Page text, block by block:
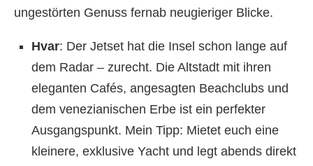
ungestörten Genuss fernab neugieriger Blicke.
Hvar: Der Jetset hat die Insel schon lange auf
dem Radar – zurecht. Die Altstadt mit ihren
eleganten Cafés, angesagten Beachclubs und
dem venezianischen Erbe ist ein perfekter
Ausgangspunkt. Mein Tipp: Mietet euch eine
kleinere, exklusive Yacht und legt abends direkt